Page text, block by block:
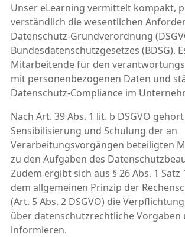
Unser eLearning vermittelt kompakt,
verständlich die wesentlichen
Datenschutz-Grundverordnung
Bundesdatenschutzgesetzes (BDSG).
Mitarbeitende für den
mit personenbezogenen Daten und
Datenschutz-Compliance im
Nach Art. 39 Abs. 1 lit. b DSGVO
Sensibilisierung und Schulung der an
Verarbeitungsvorgängen beteiligten
zu den Aufgaben des
Zudem ergibt sich aus § 26 Abs. 1 Satz
dem allgemeinen Prinzip der
(Art. 5 Abs. 2 DSGVO) die
über datenschutzrechtliche Vorgaben
informieren.